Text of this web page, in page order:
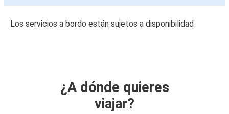
Los servicios a bordo están sujetos a disponibilidad
¿A dónde quieres
viajar?